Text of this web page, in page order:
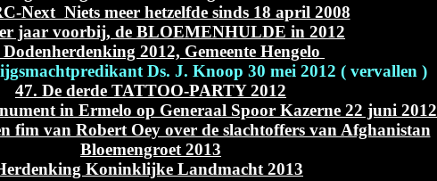
Next Niets meer hetzelfde sinds 18 april 2008
jaar voorbij, de BLOEMENHULDE in 2012
Dodenherdenking 2012, Gemeente Hengelo
Ds. J. Knoop 30 mei 2012 ( vervallen )
47. De derde TATTOO-PARTY 2012
in Ermelo op Generaal Spoor Kazerne 22 juni 2012
fim van Robert Oey over de slachtoffers van Afghanistan
Bloemengroet 2013
Koninklijke Landmacht 2013